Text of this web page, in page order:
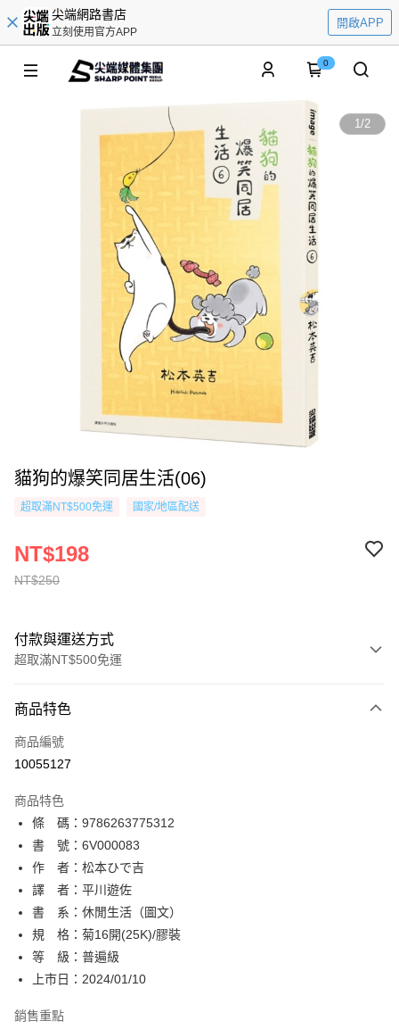
尖端網路書店
立刻使用官方APP
開啟APP
0
1/2
貓狗的爆笑同居生活(06)
超取滿NT$500免運 國家/地區配送
NT$250
NT$198
付款與運送方式
超取滿NT$500免運
信用卡一次付款
超商取貨付款
相關說明
【關於「AFTEE先享後付」】
AFTEE先享後付是「在收到商品之後才付款」的支付方式。 讓您購物簡單
便利好安心！
１．簡單：不需註冊會員、不需綁卡、不需儲值。
２．便利：只要手機號碼，簡訊認證，即可結帳。
３．安心：先確認商品／服務後，再付款。
【「AFTEE先享後付」結帳流程】
１．於結帳方式選擇「AFTEE先享後付」後，將跳轉至「AFTEE先享後付」
結帳頁面，進行簡訊認證並確認金額後，即可完成結帳。
２．訂單成立數日內，您將收到繳費通知簡訊。
ATM／網路銀行／等多元方式進行付款，方視為交易完成。
ATM付款
運送方式
全家取貨付款
每筆NT$80，滿NT$500(含以上)免運費
付款後全家取貨
商品特色
商品編號
10055127
商品特色
條 碼：9786263775312
書 號：6V000083
作 者：松本ひで吉
譯 者：平川遊佐
書 系：休閒生活（圖文）
規 格：菊16開(25K)/膠裝
等 級：普遍級
上市日：2024/01/10
銷售重點